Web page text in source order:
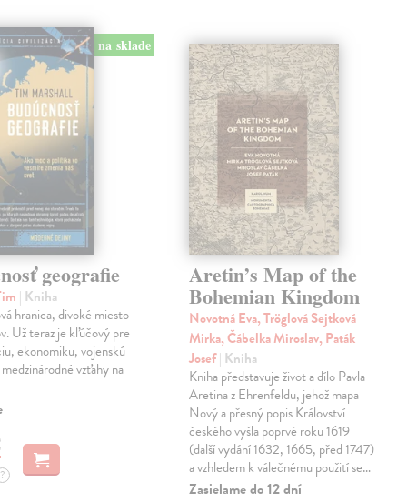
na sklade
geografie
| Kniha
hranica, divoké miesto
Už teraz je kľúčový pre
ekonomiku, vojenskú
vzťahy na
?
Aretin’s Map of the
Bohemian Kingdom
Novotná Eva, Tröglová Sejtková
Mirka, Čábelka Miroslav, Paták
Josef| Kniha
Kniha představuje život a dílo Pavla
Aretina z Ehrenfeldu, jehož mapa
Nový a přesný popis Království
českého vyšla poprvé roku 1619
(další vydání 1632, 1665, před 1747)
a vzhledem k válečnému použití se…
Zasielame do 12 dní